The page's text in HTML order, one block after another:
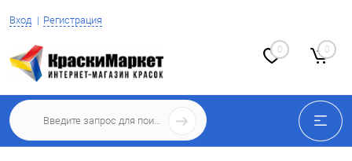
Вход Регистрация
0 0